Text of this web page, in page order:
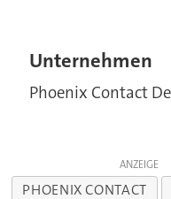
Unternehmen
Phoenix Contact
ANZEIGE
PHOENIX CONTACT